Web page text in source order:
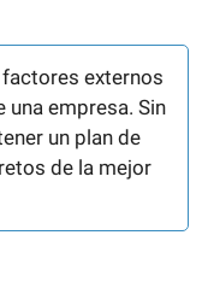
externos
una empresa. Sin
un plan de
de la mejor